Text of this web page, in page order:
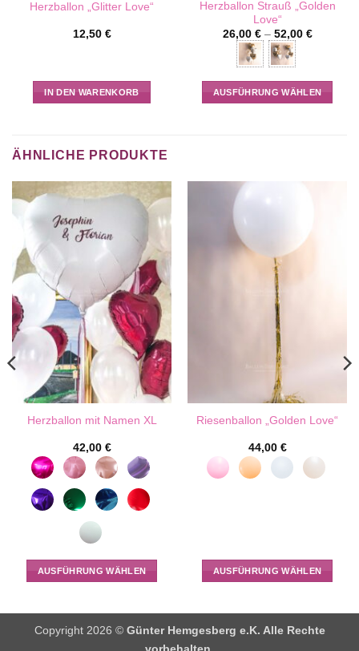
Herzballon „Glitter Love“
12,50 €
IN DEN WARENKORB
Herzballon Strauß „Golden
Love“
26,00 €– 52,00 €
AUSFÜHRUNG WÄHLEN
können
auf
der
Produktseite
gewählt
werden
ÄHNLICHE PRODUKTE
Herzballon mit Namen XL
42,00 €
AUSFÜHRUNG WÄHLEN
weist
Riesenballon „Golden Love“
44,00 €
AUSFÜHRUNG WÄHLEN
weist
Copyright 2026 © Günter Hemgesberg e.K. Alle Rechte